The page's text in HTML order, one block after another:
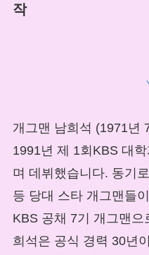
작
개그맨 남희석 (1971년
1991년 제 1회KBS 대
며 데뷔했습니다. 동기
등 당대 스타 개그맨들
KBS 공채 7기 개그맨
희석은 공식 경력 30년